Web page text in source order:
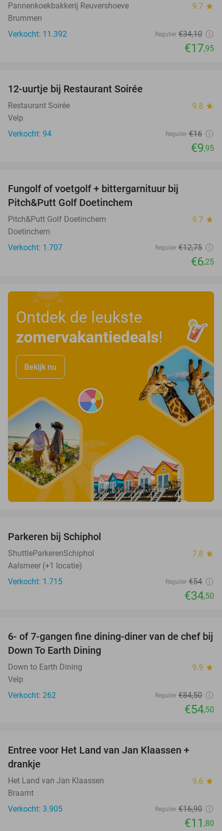
Pannenkoekbakkerij Reuvershoeve 9.7 star
Brummen
Verkocht: 11.392
Regulier €34,10
€17,95
12-uurtje bij Restaurant Soirée
Restaurant Soirée 9.8 star
Velp
Verkocht: 94
Regulier €16
€9,95
Fungolf of voetgolf + bittergarnituur bij
Pitch&Putt Golf Doetinchem
Pitch&Putt Golf Doetinchem 9.7 star
Doetinchem
Verkocht: 1.707
Regulier €12,75
€6,25
Ontdek de leukste
zomervakantiedeals!
Bekijk nu
Parkeren bij Schiphol
ShuttleParkerenSchiphol 7.8 star
Aalsmeer (+1 locatie)
Verkocht: 1.715
Regulier €54
€34,50
36%
6- of 7-gangen fine dining-diner van de chef bij
Down To Earth Dining
Down to Earth Dining 9.9 star
Velp
Verkocht: 262
Regulier €84,50
€54,50
Entree voor Het Land van Jan Klaassen +
drankje
Het Land van Jan Klaassen 9.6 star
Braamt
Verkocht: 3.905
Regulier €16,90
€11 ,80